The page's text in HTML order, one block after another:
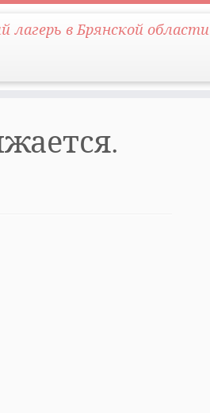
лагерь в Брянской области